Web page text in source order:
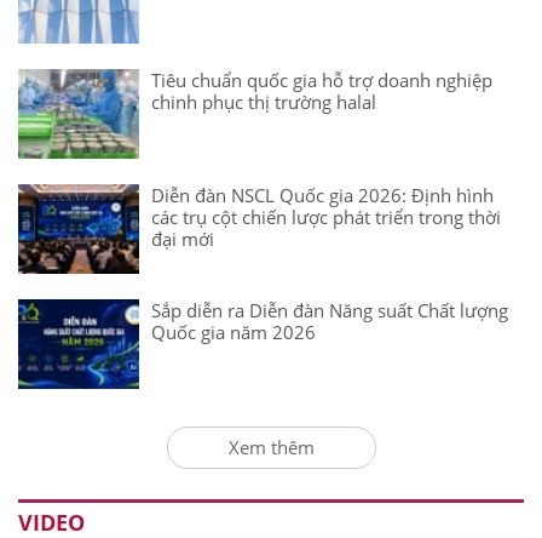
Tiêu chuẩn quốc gia hỗ trợ doanh nghiệp
chinh phục thị trường halal
Diễn đàn NSCL Quốc gia 2026: Định hình
các trụ cột chiến lược phát triển trong thời
đại mới
Sắp diễn ra Diễn đàn Năng suất Chất lượng
Quốc gia năm 2026
Xem thêm
VIDEO